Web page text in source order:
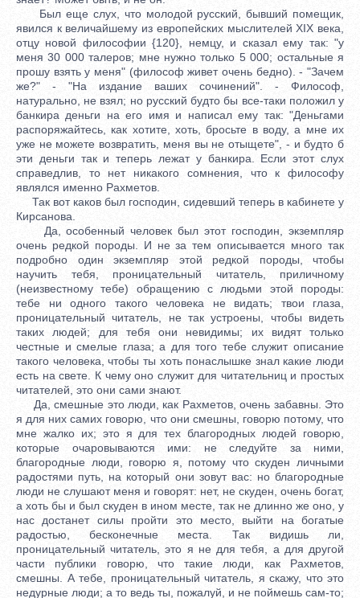
Был еще слух, что молодой русский, бывший помещик,
явился к величайшему из европейских мыслителей XIХ века,
отцу новой философии {120}, немцу, и сказал ему так: "у
меня 30 000 талеров; мне нужно только 5 000; остальные я
прошу взять у меня" (философ живет очень бедно). - "Зачем
же?" - "На издание ваших сочинений". - Философ,
натурально, не взял; но русский будто бы все-таки положил у
банкира деньги на его имя и написал ему так: "Деньгами
распоряжайтесь, как хотите, хоть, бросьте в воду, а мне их
уже не можете возвратить, меня вы не отыщете", - и будто б
эти деньги так и теперь лежат у банкира. Если этот слух
справедлив, то нет никакого сомнения, что к философу
являлся именно Рахметов.
Так вот каков был господин, сидевший теперь в кабинете у
Кирсанова.
Да, особенный человек был этот господин, экземпляр
очень редкой породы. И не за тем описывается много так
подробно один экземпляр этой редкой породы, чтобы
научить тебя, проницательный читатель, приличному
(неизвестному тебе) обращению с людьми этой породы:
тебе ни одного такого человека не видать; твои глаза,
проницательный читатель, не так устроены, чтобы видеть
таких людей; для тебя они невидимы; их видят только
честные и смелые глаза; а для того тебе служит описание
такого человека, чтобы ты хоть понаслышке знал какие люди
есть на свете. К чему оно служит для читательниц и простых
читателей, это они сами знают.
Да, смешные это люди, как Рахметов, очень забавны. Это
я для них самих говорю, что они смешны, говорю потому, что
мне жалко их; это я для тех благородных людей говорю,
которые очаровываются ими: не следуйте за ними,
благородные люди, говорю я, потому что скуден личными
радостями путь, на который они зовут вас: но благородные
люди не слушают меня и говорят: нет, не скуден, очень богат,
а хоть бы и был скуден в ином месте, так не длинно же оно, у
нас достанет силы пройти это место, выйти на богатые
радостью, бесконечные места. Так видишь ли,
проницательный читатель, это я не для тебя, а для другой
части публики говорю, что такие люди, как Рахметов,
смешны. А тебе, проницательный читатель, я скажу, что это
недурные люди; а то ведь ты, пожалуй, и не поймешь сам-то;